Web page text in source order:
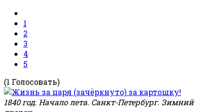
1
2
3
4
5
(1 Голосовать)
1840 год. Начало лета. Санкт-Петербург. Зимний